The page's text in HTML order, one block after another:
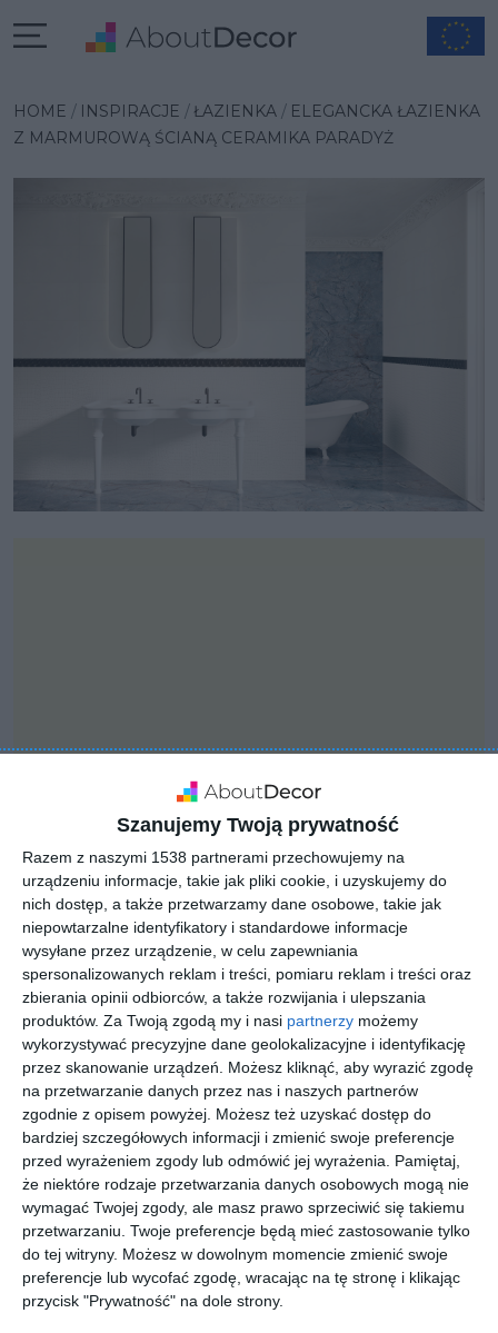
Szanujemy Twoją prywatność
Razem z naszymi 1538 partnerami przechowujemy na
urządzeniu informacje, takie jak pliki cookie, i uzyskujemy do
nich dostęp, a także przetwarzamy dane osobowe, takie jak
niepowtarzalne identyfikatory i standardowe informacje
wysyłane przez urządzenie, w celu zapewniania
spersonalizowanych reklam i treści, pomiaru reklam i treści oraz
zbierania opinii odbiorców, a także rozwijania i ulepszania
produktów. Za Twoją zgodą my i nasi partnerzy możemy
wykorzystywać precyzyjne dane geolokalizacyjne i identyfikację
przez skanowanie urządzeń. Możesz kliknąć, aby wyrazić zgodę
na przetwarzanie danych przez nas i naszych partnerów
zgodnie z opisem powyżej. Możesz też uzyskać dostęp do
bardziej szczegółowych informacji i zmienić swoje preferencje
przed wyrażeniem zgody lub odmówić jej wyrażenia.
Pamiętaj,
że niektóre rodzaje przetwarzania danych osobowych mogą nie
wymagać Twojej zgody, ale masz prawo sprzeciwić się takiemu
przetwarzaniu. Twoje preferencje będą mieć zastosowanie tylko
do tej witryny. Możesz w dowolnym momencie zmienić swoje
preferencje lub wycofać zgodę, wracając na tę stronę i klikając
przycisk "Prywatność" na dole strony.
HOME INSPIRACJE ŁAZIENKA
ELEGANCKA ŁAZIENKA
Z MARMUROWĄ ŚCIANĄ CERAMIKA PARADYŻ
INSPIRACJA
Elegancka łazienka z
marmurową ścianą
Ceramika Paradyż
Unikatowe, autorskie struktury, zaczerpnięte ze świata mody
w łazience w stylu glamour, to wynik współpracy Ceramiki
Paradyż i niezwykłej projektantki Gosi Baczyńskiej.
AUTOR:Ceramika Paradyż Sp. z o.o.
DODAJ DO ULUBIONYCH
UDOSTĘPNIJ
Pozostałe zdjęcia w projekcie:Ekstrawagancka łazienka